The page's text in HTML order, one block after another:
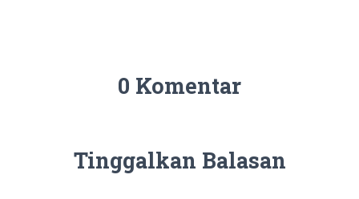
0 Komentar
Tinggalkan Balasan